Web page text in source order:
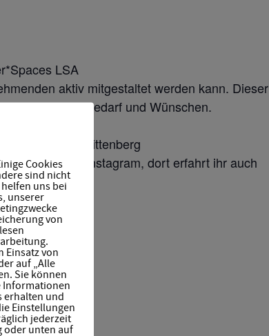
LSA
aktiv mitgestaltet werden kann. Dieser
– je nach Bedarf und Wünschen.
06886 Luth.Wittenberg
folgt uns auf Instagram, dort erfahrt ihr auch
Cookies
sind nicht
uns bei
unserer
von
Einsatz von
auf „Alle
Sie können
Informationen
erhalten und
Einstellungen
jederzeit
oder unten auf